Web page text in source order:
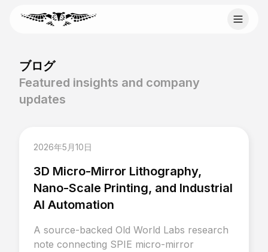
Email Old World Labs
Send your automation goal, current system, constraints,
and timeline to info@oldworldlabs.com.
会社概要
サービス
お問い合わせ
ブログ
Featured insights and company
updates
2026年5月10日
3D Micro-Mirror Lithography,
Nano-Scale Printing, and Industrial
AI Automation
A source-backed Old World Labs research
note connecting SPIE micro-mirror